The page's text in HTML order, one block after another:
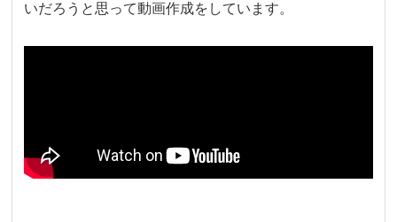
いだろうと思って動画作成をしています。